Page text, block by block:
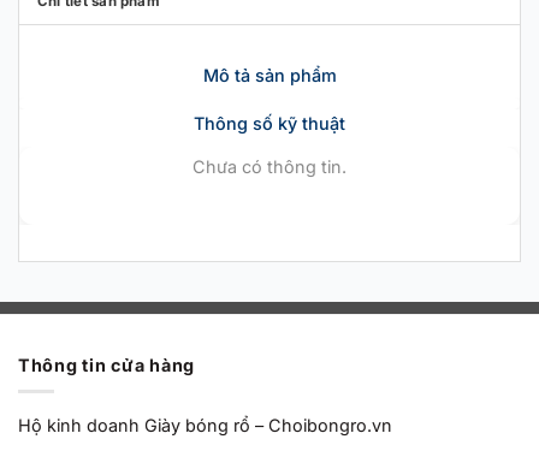
Mô tả sản phẩm
Thông số kỹ thuật
Chưa có thông tin.
Thông tin cửa hàng
Hộ kinh doanh Giày bóng rổ – Choibongro.vn